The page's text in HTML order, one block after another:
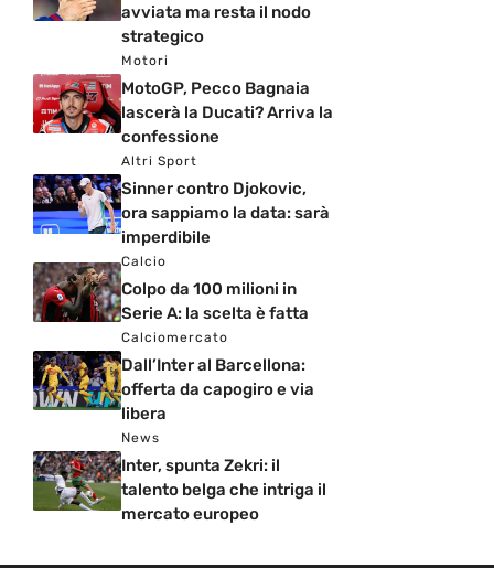
avviata ma resta il nodo
strategico
Motori
MotoGP, Pecco Bagnaia
lascerà la Ducati? Arriva la
confessione
Altri Sport
Sinner contro Djokovic,
ora sappiamo la data: sarà
imperdibile
Calcio
Colpo da 100 milioni in
Serie A: la scelta è fatta
Calciomercato
Dall’Inter al Barcellona:
offerta da capogiro e via
libera
News
Inter, spunta Zekri: il
talento belga che intriga il
mercato europeo